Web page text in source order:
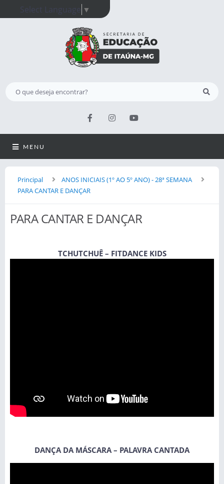
Select Language ▼
MENU
Principal
ANOS INICIAIS (1º AO 5º ANO) - 28ª SEMANA
PARA CANTAR E DANÇAR
PARA CANTAR E DANÇAR
TCHUTCHUÊ – FITDANCE KIDS
DANÇA DA MÁSCARA – PALAVRA CANTADA